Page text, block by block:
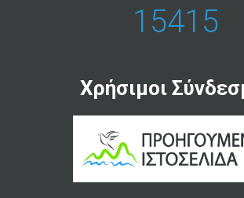
15415
Χρήσιμοι